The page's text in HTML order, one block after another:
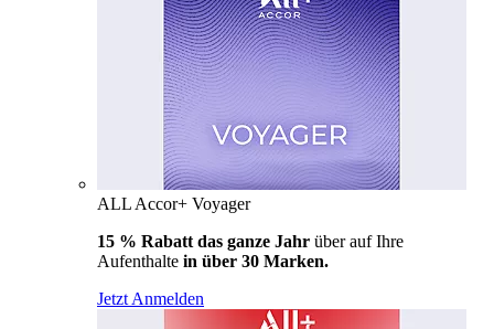
ALL Accor+ Voyager
15 % Rabatt das ganze Jahr über auf Ihre
Aufenthalte in über 30 Marken.
Jetzt Anmelden